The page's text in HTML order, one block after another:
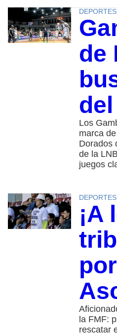
DEPORTES
de
Los
marca
Dorados
de la
juegos
DEPORTES
¡A
la FMF:
rescatar